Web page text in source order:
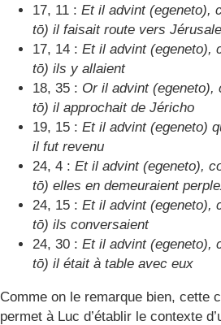
17, 11 : Et il advint (egeneto),
tō) il faisait route vers
17, 14 : Et il advint (egeneto),
tō) ils y allaient
18, 35 : Or il advint (egeneto),
tō) il approchait de Jéricho
19, 15 : Et il advint (egeneto)
il fut revenu
24, 4 : Et il advint (egeneto),
tō) elles en demeuraient
24, 15 : Et il advint (egeneto),
tō) ils conversaient
24, 30 : Et il advint (egeneto),
tō) il était à table avec eux
Comme on le remarque bien, cette
permet à Luc d’établir le contexte